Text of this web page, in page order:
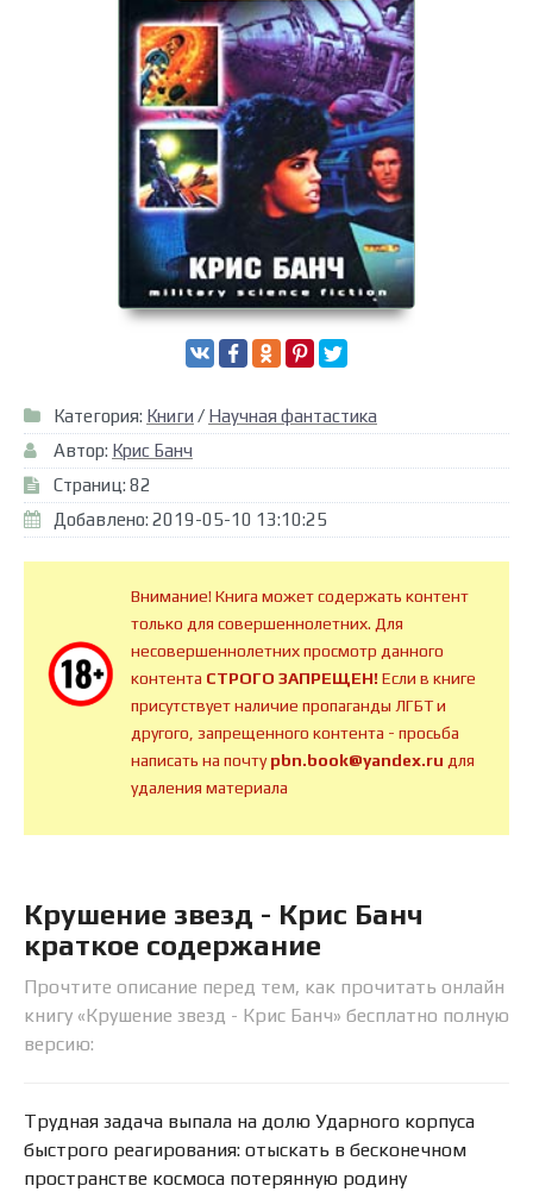
Категория: Книги / Научная фантастика
Автор: Крис Банч
Страниц: 82
Добавлено: 2019-05-10 13:10:25
Внимание! Книга может содержать контент
только для совершеннолетних. Для
несовершеннолетних просмотр данного
контента СТРОГО ЗАПРЕЩЕН!Если в книге
присутствует наличие пропаганды ЛГБТ и
другого, запрещенного контента - просьба
написать на почтуpbn.book@yandex.ru для
удаления материала
Крушение звезд - Крис Банч
краткое содержание
Прочтите описание перед тем, как прочитать онлайн
книгу «Крушение звезд - Крис Банч» бесплатно полную
версию:
Трудная задача выпала на долю Ударного корпуса
быстрого реагирования: отыскать в бесконечном
пространстве космоса потерянную родину